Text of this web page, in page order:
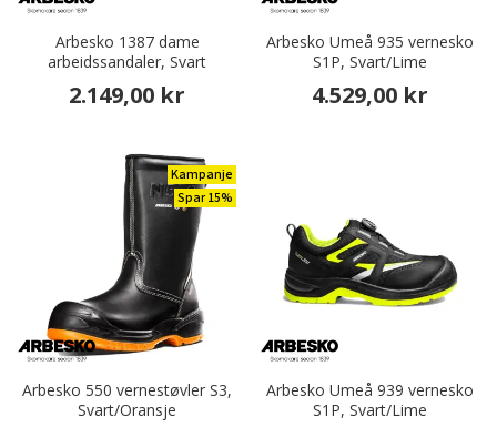
Arbesko 1387 dame
arbeidssandaler, Svart
2.149,00 kr
Arbesko Umeå 935 vernesko
S1P, Svart/Lime
4.529,00 kr
Kampanje
Spar 15%
Arbesko 550 vernestøvler S3,
Svart/Oransje
Arbesko Umeå 939 vernesko
S1P, Svart/Lime